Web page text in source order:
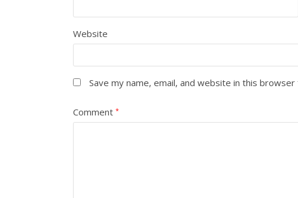
Website
Save my name, email, and website in this
Comment *